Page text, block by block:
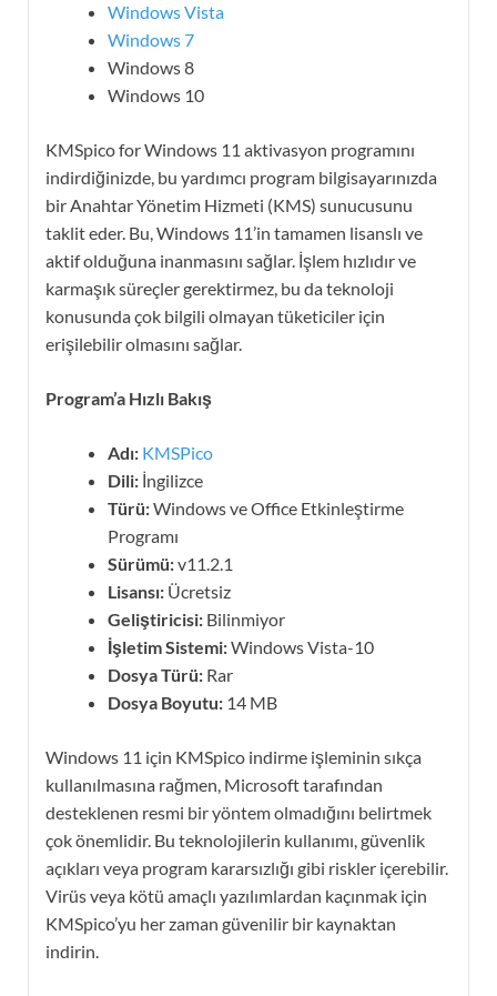
Windows Vista
Windows 7
Windows 8
Windows 10
KMSpico for Windows 11 aktivasyon programını
indirdiğinizde, bu yardımcı program bilgisayarınızda
bir Anahtar Yönetim Hizmeti (KMS) sunucusunu
taklit eder. Bu, Windows 11’in tamamen lisanslı ve
aktif olduğuna inanmasını sağlar. İşlem hızlıdır ve
karmaşık süreçler gerektirmez, bu da teknoloji
konusunda çok bilgili olmayan tüketiciler için
erişilebilir olmasını sağlar.
Program’a Hızlı Bakış
Adı: KMSPico
Dili: İngilizce
Türü:Windows ve Office Etkinleştirme
Programı
Sürümü:v11.2.1
Lisansı: Ücretsiz
Geliştiricisi: Bilinmiyor
İşletim Sistemi:Windows Vista-10
Dosya Türü: Rar
Dosya Boyutu: 14 MB
Windows 11 için KMSpico indirme işleminin sıkça
kullanılmasına rağmen, Microsoft tarafından
desteklenen resmi bir yöntem olmadığını belirtmek
çok önemlidir. Bu teknolojilerin kullanımı, güvenlik
açıkları veya program kararsızlığı gibi riskler içerebilir.
Virüs veya kötü amaçlı yazılımlardan kaçınmak için
KMSpico’yu her zaman güvenilir bir kaynaktan
indirin.